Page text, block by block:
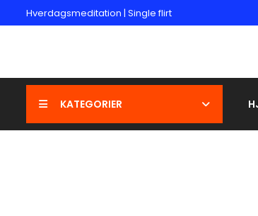
Hverdagsmeditation | Single flirt
KATEGORIER